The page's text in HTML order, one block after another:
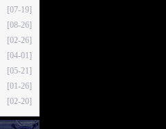
[07-19]
[08-26]
[02-26]
[04-01]
[05-21]
[01-26]
[02-20]